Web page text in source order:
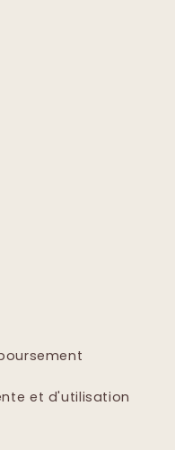
et d'utilisation